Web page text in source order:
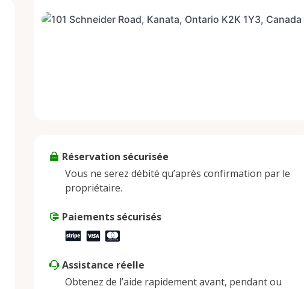
Réservation sécurisée
Vous ne serez débité qu’après confirmation par le
propriétaire.
Paiements sécurisés
Assistance réelle
Obtenez de l’aide rapidement avant, pendant ou